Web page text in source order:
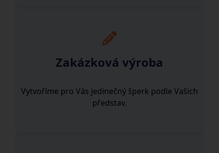
Zakázková výroba
Vytvoříme pro Vás jedinečný šperk podle Vašich
představ.